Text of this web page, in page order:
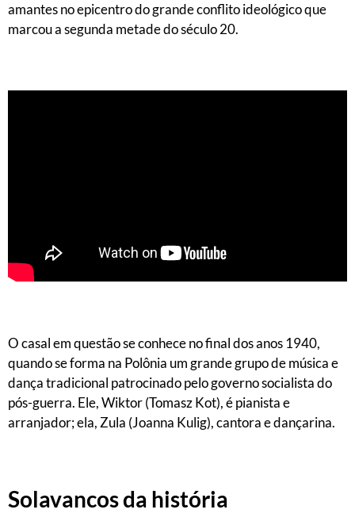
amantes no epicentro do grande conflito ideológico que
marcou a segunda metade do século 20.
O casal em questão se conhece no final dos anos 1940,
quando se forma na Polônia um grande grupo de música e
dança tradicional patrocinado pelo governo socialista do
pós-guerra. Ele, Wiktor (Tomasz Kot), é pianista e
arranjador; ela, Zula (Joanna Kulig), cantora e dançarina.
Solavancos da história